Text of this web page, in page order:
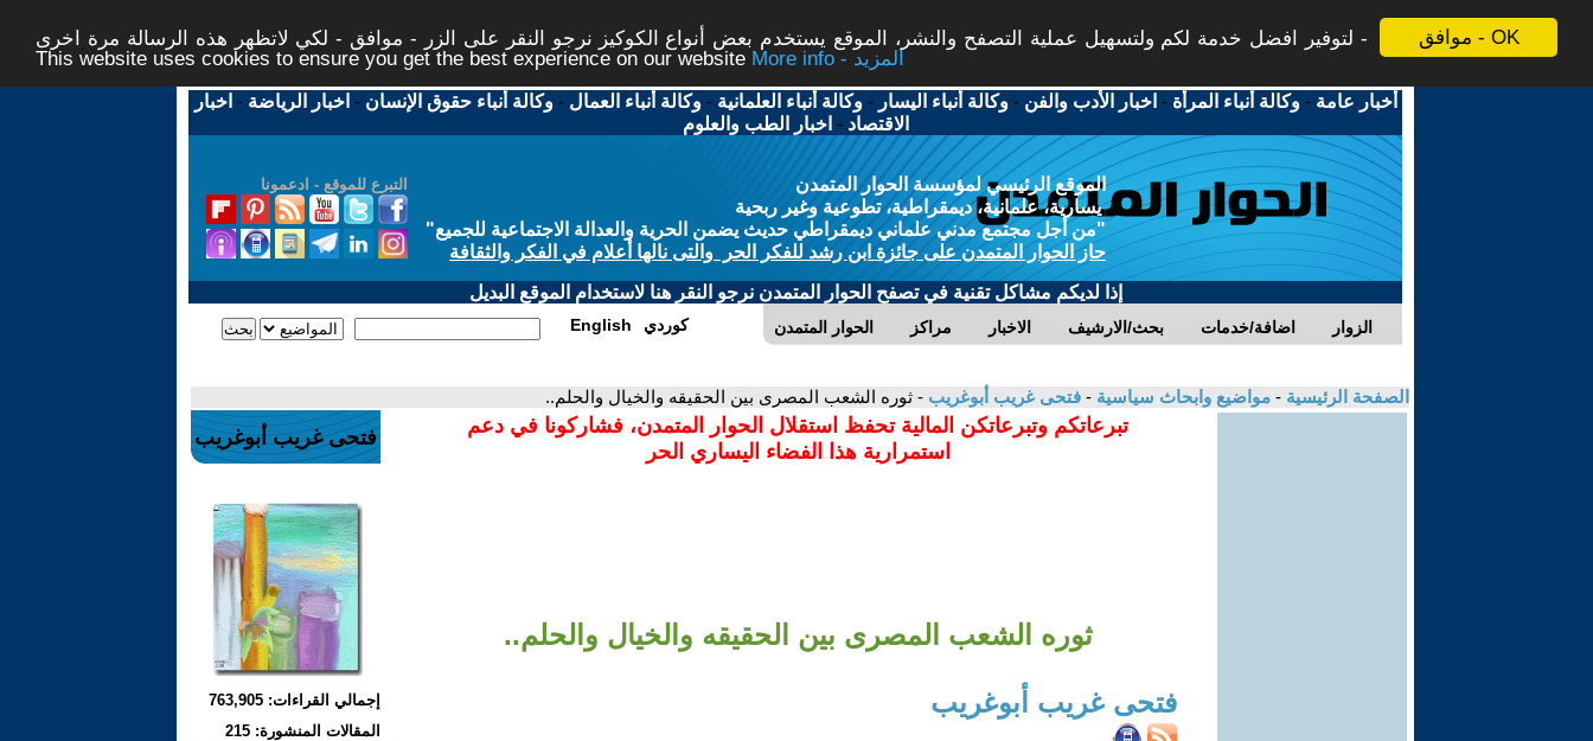
موافق - OK
لتوفير افضل خدمة لكم ولتسهيل عملية التصفح والنشر، الموقع يستخدم بعض أنواع الكوكيز نرجو النقر على الزر - موافق - لكي لاتظهر هذه الرسالة مرة اخرى -
This website uses cookies to ensure you get the best experience on our website
More info - المزيد
أخبار عامة -وكالة أنباء المرأة - اخبار الأدب والفن -وكالة أنباء اليسار -وكالة أنباء العلمانية -وكالة أنباء العمال -وكالة أنباء حقوق الإنسان - اخبار الرياضة - اخبار
الاقتصاد - اخبار الطب والعلوم
التبرع للموقع - ادعمونا
الموقع الرئيسي لمؤسسة الحوار المتمدن
يسارية، علمانية، ديمقراطية، تطوعية وغير ربحية
"من أجل مجتمع مدني علماني ديمقراطي حديث يضمن الحرية والعدالة الاجتماعية للجميع"
حاز الحوار المتمدن على جائزة ابن رشد للفكر الحر والتى نالها أعلام في الفكر والثقافة
إذا لديكم مشاكل تقنية في تصفح الحوار المتمدن نرجو النقر هنا لاستخدام الموقع البديل
الحوار المتمدن مراكز الاخبار بحث/الارشيف اضافة/خدمات الزوار English كوردي
الصفحة الرئيسية - مواضيع وابحاث سياسية - فتحى غريب أبوغريب - ثوره الشعب المصرى بين الحقيقه والخيال والحلم..
تبرعاتكم وتبرعاتكن المالية تحفظ استقلال الحوار المتمدن، فشاركونا في دعم
استمرارية هذا الفضاء اليساري الحر
ثوره الشعب المصرى بين الحقيقه والخيال والحلم..
فتحى غريب أبوغريب
فتحى غريب أبوغريب
إجمالي القراءات: 763,905
المقالات المنشورة: 215